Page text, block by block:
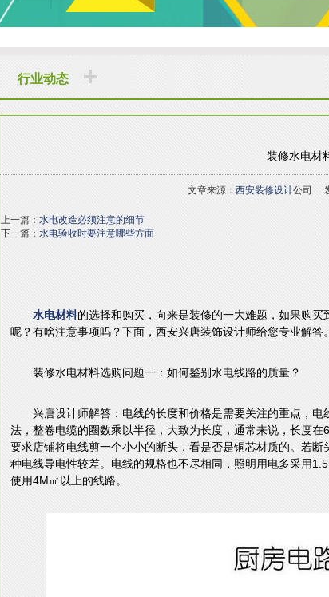
行业动态
装修水电材
文章来源： 西安装修设计公司 发
上一篇： 水电改造必须注意的细节
下一篇： 水电验收时要注意哪些方面
水电材料的选择和购买，向来是装修的一大难题，如果购
呢？有啥注意事项吗？下面，西安兴唐装饰设计师给您专业解答。
装修水电材料选购问题一：如何鉴别水电线路的质量？
兴唐设计师解答：电线的长度和价格是需要关注的重点，
法，整卷电缆的圈数乘以半径，大致为长度，通常来说，长度
要求店铺将电线剪一个小小的断头，看是否是铜芯材质的。若
种电线导电性较差。电线的规格也不尽相同，照明用电多采用
使用4M㎡以上的线路。